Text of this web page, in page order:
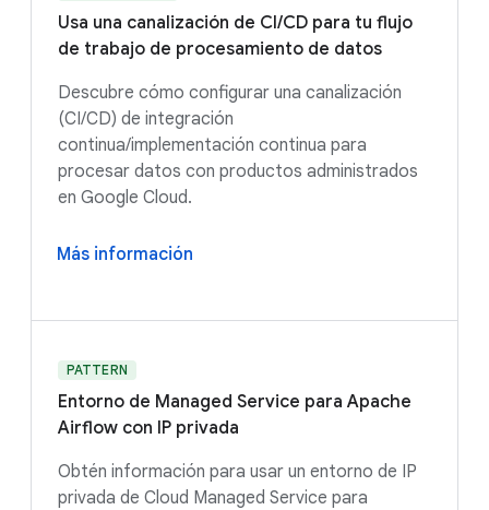
Usa una canalización de CI/CD para tu flujo
de trabajo de procesamiento de datos
Descubre cómo configurar una canalización
(CI/CD) de integración
continua/implementación continua para
procesar datos con productos administrados
en Google Cloud.
Más información
PATTERN
Entorno de Managed Service para Apache
Airflow con IP privada
Obtén información para usar un entorno de IP
privada de Cloud Managed Service para